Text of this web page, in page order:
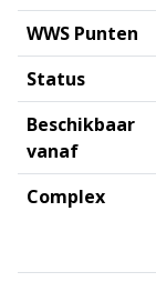
WWS Punten
Status
Beschikbaar
vanaf
Complex